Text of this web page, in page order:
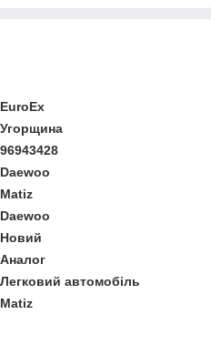
EuroEx
Угорщина
96943428
Daewoo
Matiz
Daewoo
Новий
Аналог
Легковий автомобіль
Matiz